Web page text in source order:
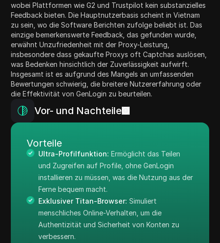
wobei Plattformen wie G2 und Trustpilot kein substanzielles
Feedback bieten. Die Hauptnutzerbasis scheint in Vietnam
zu sein, wo die Software Berichten zufolge beliebt ist. Das
einzige bemerkenswerte Feedback, das gefunden wurde,
erwähnt Unzufriedenheit mit der Proxy-Leistung,
insbesondere dass gekaufte Proxys oft Captchas auslösen,
was Bedenken hinsichtlich der Zuverlässigkeit aufwirft.
Insgesamt ist es aufgrund des Mangels an umfassenden
Bewertungen schwierig, die breitere Nutzererfahrung oder
die Effektivität von GenLogin zu beurteilen.
Vor- und Nachteile
Vorteile
Ultra-Profilfunktion: Ermöglicht das Teilen
und Zugreifen auf Profile, ohne GenLogin
installieren zu müssen, was die Nutzung aus der
Ferne bequem macht.
Exklusiver Titan-Browser: Simuliert
menschliches Online-Verhalten, um die
Authentizität und Sicherheit von Konten zu
verbessern.